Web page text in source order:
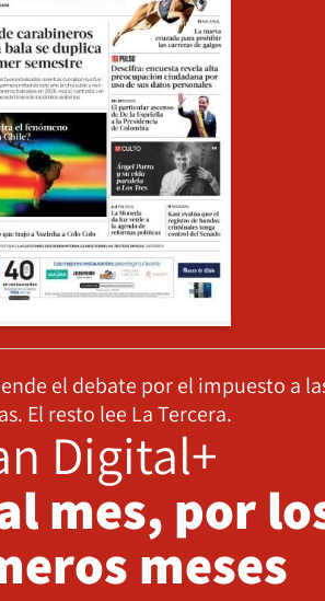
el debate por el impuesto a
El resto lee La Tercera.
Digital+
mes, por
meses